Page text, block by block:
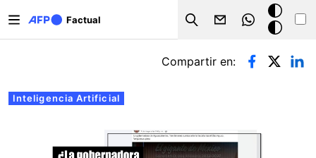
Factual
Search
Modo
oscuro
Solapas principales
Inteligencia Artificial
Compartir en: